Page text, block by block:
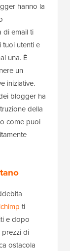
hanno la
di email ti
tuoi utenti e
una. È
un
iniziative.
blogger ha
della
come puoi
ti
e dopo
di
ostacola